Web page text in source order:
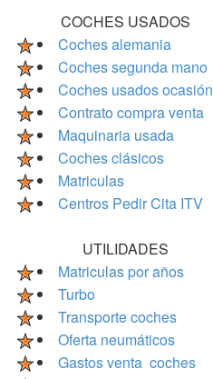
COCHES USADOS
Coches alemania
Coches segunda mano
Coches usados ocasión
Contrato compra venta
Maquinaria usada
Coches clásicos
Matriculas
Centros Pedir Cita ITV
UTILIDADES
Matriculas por años
Turbo
Transporte coches
Oferta neumáticos
Gastos venta coches